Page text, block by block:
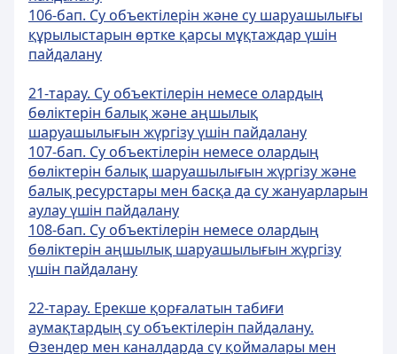
106-бап. Су объектiлерiн және су шаруашылығы
құрылыстарын өртке қарсы мұқтаждар үшiн
пайдалану
21-тарау. Су объектілерін немесе олардың
бөліктерін балық және аңшылық
шаруашылығын жүргізу үшін пайдалану
107-бап. Су объектiлерiн немесе олардың
бөліктерін балық шаруашылығын жүргiзу және
балық ресурстары мен басқа да су жануарларын
аулау үшiн пайдалану
108-бап. Су объектілерін немесе олардың
бөліктерін аңшылық шаруашылығын жүргізу
үшін пайдалану
22-тарау. Ерекше қорғалатын табиғи
аумақтардың су объектiлерiн пайдалану.
Өзендер мен каналдарда су қоймалары мен